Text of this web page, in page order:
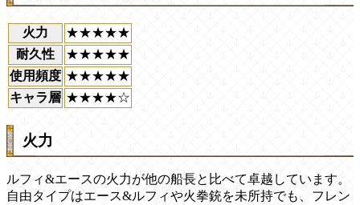
火力
★★★★★
耐久性
★★★★★
使用頻度 ★★★★★
キャラ層 ★★★★☆
火力
ルフィ&エースの火力が他の船長と比べて卓越しています。
自由タイプはエース&ルフィや火拳銃を未所持でも、フレン